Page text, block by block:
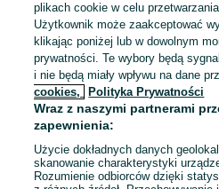
na
60 zł
65,60
Udanin
28 lipca
plikach cookie w celu
Użytkownik może zaakceptować
klikając poniżej lub w dowolnym
prywatności. Te wybory będą
i nie będą miały wpływu na dane
cookies,
Polityka Prywatności
Wraz z naszymi partnerami
zapewnienia:
Użycie dokładnych danych
skanowanie charakterystyki
Rozumienie odbiorców dzięki